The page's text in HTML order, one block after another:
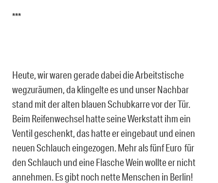
***
Heute, wir waren gerade dabei die Arbeitstische
wegzuräumen, da klingelte es und unser Nachbar
stand mit der alten blauen Schubkarre vor der Tür.
Beim Reifenwechsel hatte seine Werkstatt ihm ein
Ventil geschenkt, das hatte er eingebaut und einen
neuen Schlauch eingezogen. Mehr als fünf Euro für
den Schlauch und eine Flasche Wein wollte er nicht
annehmen. Es gibt noch nette Menschen in Berlin!